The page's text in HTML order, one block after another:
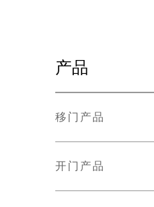
产品
移门产品
开门产品